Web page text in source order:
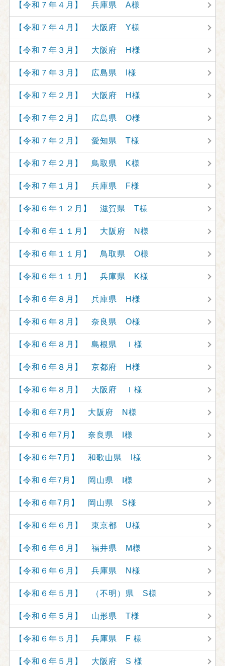
【令和７年４月】 兵庫県 A様
【令和７年４月】 大阪府 Y様
【令和７年３月】 大阪府 H様
【令和７年３月】 広島県 I様
【令和７年２月】 大阪府 H様
【令和７年２月】 広島県 O様
【令和７年２月】 愛知県 T様
【令和７年２月】 鳥取県 K様
【令和７年１月】 兵庫県 F様
【令和６年１２月】 滋賀県 T様
【令和６年１１月】 大阪府 N様
【令和６年１１月】 鳥取県 O様
【令和６年１１月】 兵庫県 K様
【令和６年８月】 兵庫県 H様
【令和６年８月】 奈良県 O様
【令和６年８月】 島根県 Ｉ様
【令和６年８月】 京都府 H様
【令和６年８月】 大阪府 Ｉ様
【令和６年7月】 大阪府 N様
【令和６年7月】 奈良県 I様
【令和６年7月】 和歌山県 I様
【令和６年7月】 岡山県 I様
【令和６年7月】 岡山県 S様
【令和６年６月】 東京都 U様
【令和６年６月】 福井県 M様
【令和６年６月】 兵庫県 N様
【令和６年５月】 （不明）県 S様
【令和６年５月】 山形県 T様
【令和６年５月】 兵庫県 F 様
【令和６年５月】 大阪府 S 様